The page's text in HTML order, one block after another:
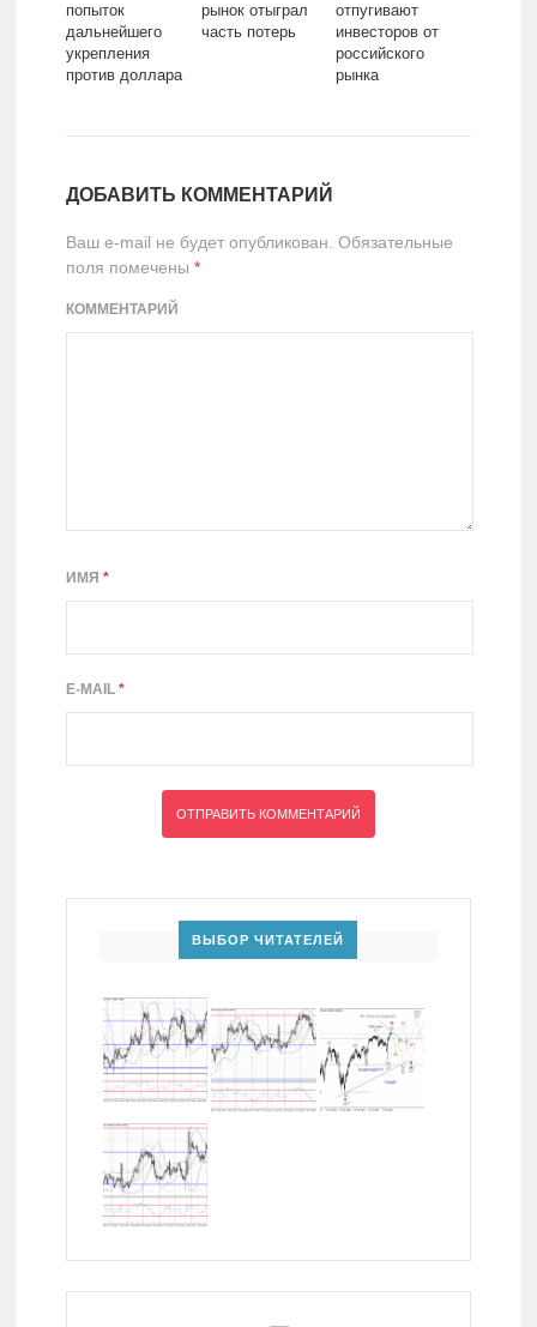
попыток
дальнейшего
укрепления
против доллара
рынок отыграл
часть потерь
отпугивают
инвесторов от
российского
рынка
ДОБАВИТЬ КОММЕНТАРИЙ
Ваш e-mail не будет опубликован. Обязательные
поля помечены *
КОММЕНТАРИЙ
ИМЯ *
E-MAIL *
ВЫБОР ЧИТАТЕЛЕЙ